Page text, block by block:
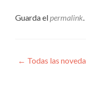
Guarda el permalink
← Todas las